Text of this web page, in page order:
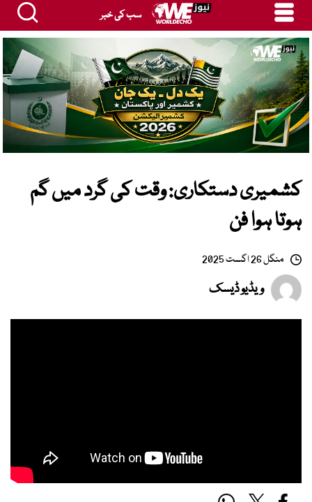
سب کی خبر
کشمیری دستکاری: وقت کی گرد میں گم
ہوتا ہوا فن
منگل 26 اگست 2025
ویڈیو ڈیسک